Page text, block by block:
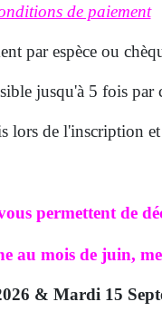
de paiement
par espèce ou
jusqu'à 5 fois par
lors de l'inscription
permettent de
au mois de juin,
& Mardi 15